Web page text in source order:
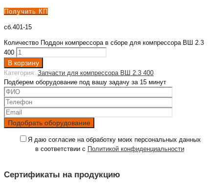
Получить КП
сб.401-15
Количество Поддон компрессора в сборе для компрессора ВШ 2.3
400
В корзину
Категория: Запчасти для компрессора ВШ 2.3 400
Подберем оборудование под вашу задачу за 15 минут
Я даю согласие на обработку моих персональных данных
в соответствии с Политикой конфиденциальности
Сертификаты на продукцию